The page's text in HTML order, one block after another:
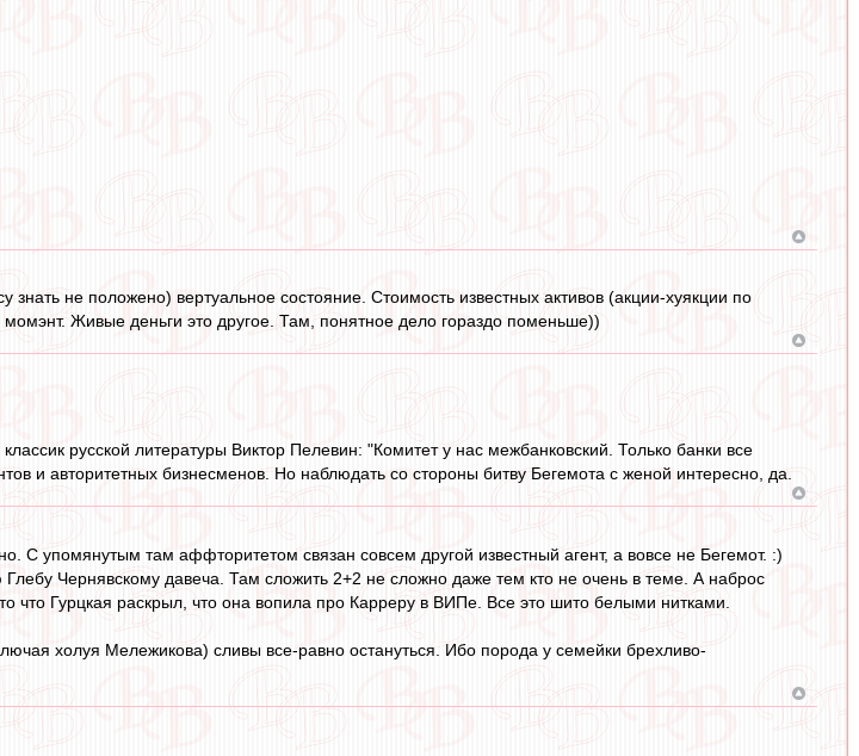
не положено) вертуальное состояние. Стоимость известных активов (акции-хуякции по
Живые деньги это другое. Там, понятное дело гораздо поменьше))
русской литературы Виктор Пелевин: "Комитет у нас межбанковский. Только банки все
и авторитетных бизнесменов. Но наблюдать со стороны битву Бегемота с женой интересно, да.
С упомянутым там аффторитетом связан совсем другой известный агент, а вовсе не Бегемот. :)
Чернявскому давеча. Там сложить 2+2 не сложно даже тем кто не очень в теме. А наброс
что Гурцкая раскрыл, что она вопила про Карреру в ВИПе. Все это шито белыми нитками.
холуя Мележикова) сливы все-равно остануться. Ибо порода у семейки брехливо-